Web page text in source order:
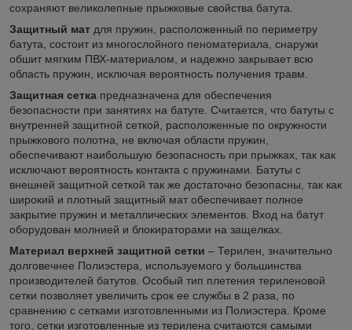
сохраняют великолепные прыжковые свойства батута.
Защитный мат для пружин, расположенный по периметру
батута, состоит из многослойного пеноматериала, снаружи
обшит мягким ПВХ-материалом, и надежно закрывает всю
область пружин, исключая вероятность получения травм.
Защитная сетка предназначена для обеспечения
безопасности при занятиях на батуте. Считается, что батуты с
внутренней защитной сеткой, расположенные по окружности
прыжкового полотна, не включая области пружин,
обеспечивают наибольшую безопасность при прыжках, так как
исключают вероятность контакта с пружинами. Батуты с
внешней защитной сеткой так же достаточно безопасны, так как
широкий и плотный защитный мат обеспечивает полное
закрытие пружин и металлических элементов. Вход на батут
оборудован молнией и блокираторами на защелках.
Материал верхней защитной сетки – Терилен, значительно
долговечнее Полиэстера, используемого у большинства
производителей батутов. Особый тип плетения териленовой
сетки позволяет увеличить срок ее службы в 2 раза, по
сравнению с сетками изготовленными из Полиэстера. Кроме
того, сетки изготовленные из терилена считаются самыми